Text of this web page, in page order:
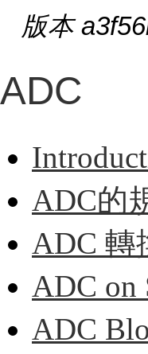
版本
ADC
ADC的
ADC 轉
ADC on
ADC